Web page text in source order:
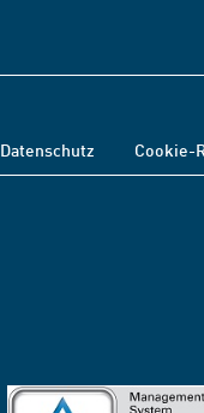
Datenschutz Cookie-